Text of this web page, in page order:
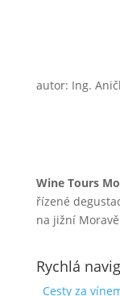
autor: Ing.
Wine Tours
řízené
na jižní
Rychlá
Cesty za